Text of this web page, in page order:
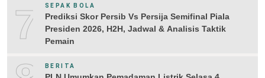
7 SEPAK BOLA
Prediksi Skor Persib Vs Persija Semifinal Piala
Presiden 2026, H2H, Jadwal & Analisis Taktik
Pemain
BERITA